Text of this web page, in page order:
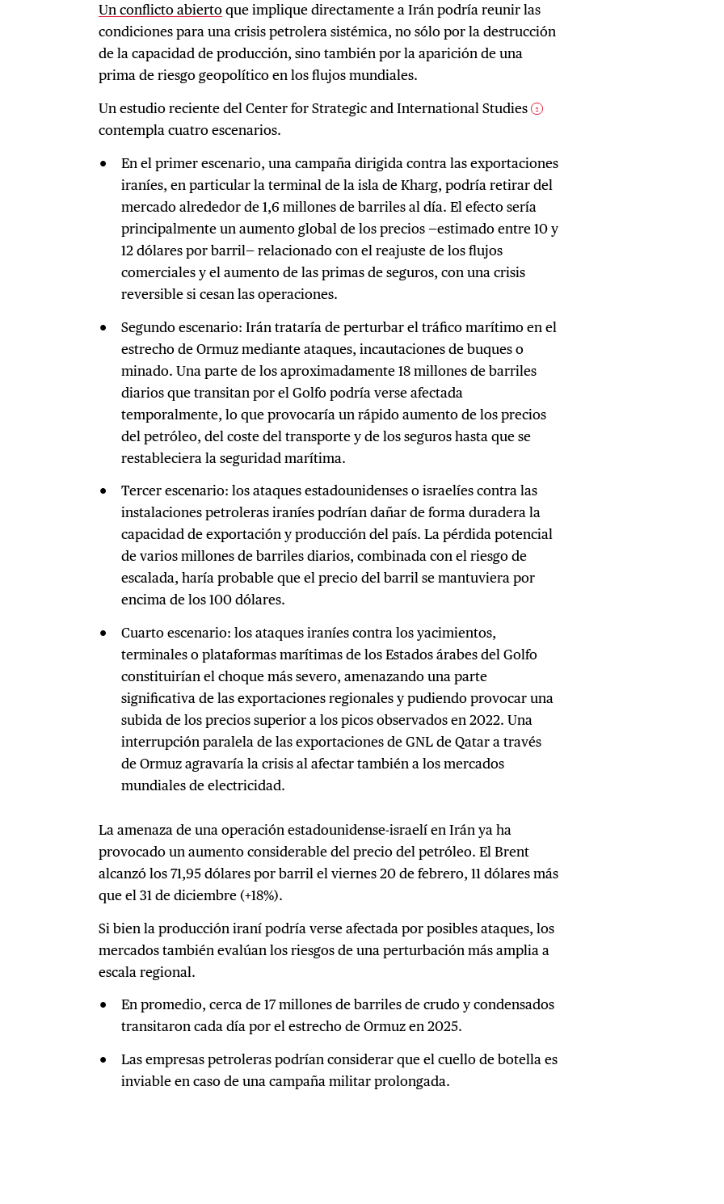
Un conflicto abiertoque implique directamente a Irán podría reunir las
condiciones para una crisis petrolera sistémica, no sólo por la destrucción
de la capacidad de producción, sino también por la aparición de una
prima de riesgo geopolítico en los flujos mundiales.
Un estudio reciente del Center for Strategic and International Studies 2
contempla cuatro escenarios.
En el primer escenario, una campaña dirigida contra las exportaciones
iraníes, en particular la terminal de la isla de Kharg, podría retirar del
mercado alrededor de 1,6 millones de barriles al día. El efecto sería
principalmente un aumento global de los precios —estimado entre 10 y
12 dólares por barril— relacionado con el reajuste de los flujos
comerciales y el aumento de las primas de seguros, con una crisis
reversible si cesan las operaciones.
Segundo escenario: Irán trataría de perturbar el tráfico marítimo en el
estrecho de Ormuz mediante ataques, incautaciones de buques o
minado. Una parte de los aproximadamente 18 millones de barriles
diarios que transitan por el Golfo podría verse afectada
temporalmente, lo que provocaría un rápido aumento de los precios
del petróleo, del coste del transporte y de los seguros hasta que se
restableciera la seguridad marítima.
Tercer escenario: los ataques estadounidenses o israelíes contra las
instalaciones petroleras iraníes podrían dañar de forma duradera la
capacidad de exportación y producción del país. La pérdida potencial
de varios millones de barriles diarios, combinada con el riesgo de
escalada, haría probable que el precio del barril se mantuviera por
encima de los 100 dólares.
Cuarto escenario: los ataques iraníes contra los yacimientos,
terminales o plataformas marítimas de los Estados árabes del Golfo
constituirían el choque más severo, amenazando una parte
significativa de las exportaciones regionales y pudiendo provocar una
subida de los precios superior a los picos observados en 2022. Una
interrupción paralela de las exportaciones de GNL de Qatar a través
de Ormuz agravaría la crisis al afectar también a los mercados
mundiales de electricidad.
La amenaza de una operación estadounidense-israelí en Irán ya ha
provocado un aumento considerable del precio del petróleo. El Brent
alcanzó los 71,95 dólares por barril el viernes 20 de febrero, 11 dólares más
que el 31 de diciembre (+18%).
Si bien la producción iraní podría verse afectada por posibles ataques, los
mercados también evalúan los riesgos de una perturbación más amplia a
escala regional.
En promedio, cerca de 17 millones de barriles de crudo y condensados
transitaron cada día por el estrecho de Ormuz en 2025.
Las empresas petroleras podrían considerar que el cuello de botella es
inviable en caso de una campaña militar prolongada.